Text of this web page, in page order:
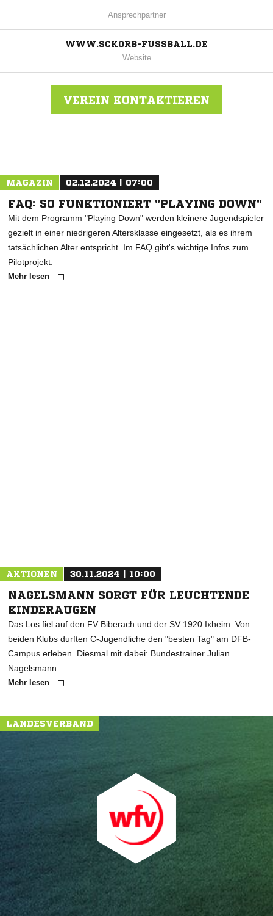
Ansprechpartner
WWW.SCKORB-FUSSBALL.DE
Website
VEREIN KONTAKTIEREN
MAGAZIN 02.12.2024 | 07:00
FAQ: SO FUNKTIONIERT "PLAYING DOWN"
Mit dem Programm "Playing Down" werden kleinere Jugendspieler
gezielt in einer niedrigeren Altersklasse eingesetzt, als es ihrem
tatsächlichen Alter entspricht. Im FAQ gibt's wichtige Infos zum
Pilotprojekt.
Mehr lesen
AKTIONEN 30.11.2024 | 10:00
NAGELSMANN SORGT FÜR LEUCHTENDE
KINDERAUGEN
Das Los fiel auf den FV Biberach und der SV 1920 Ixheim: Von
beiden Klubs durften C-Jugendliche den "besten Tag" am DFB-
Campus erleben. Diesmal mit dabei: Bundestrainer Julian
Nagelsmann.
Mehr lesen
LANDESVERBAND